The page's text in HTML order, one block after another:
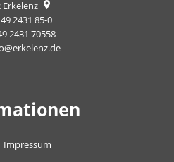
Erkelenz
2431 85-0
2431 70558
Impressum